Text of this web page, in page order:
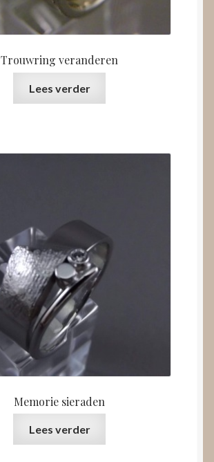
Trouwring veranderen
Lees verder
Memorie sieraden
Lees verder